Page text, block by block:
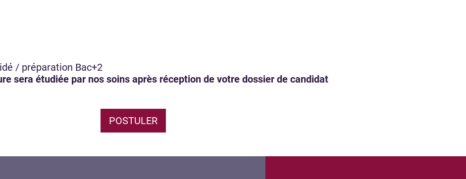
/ préparation Bac+2
sera étudiée par nos soins après réception de votre dossier de candidat
POSTULER